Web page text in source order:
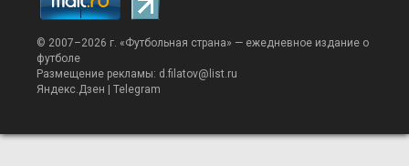
© 2007–2026 г. «Футбольная страна» — ежедневное издание о
футболе
Размещение рекламы: d.filatov@list.ru
Яндекс.Дзен
Telegram